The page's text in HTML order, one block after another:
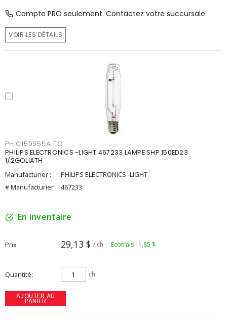
Compte PRO seulement. Contactez votre succursale
VOIR LES DÉTAILS
PHIC150S55ALTO
PHILIPS ELECTRONICS -LIGHT 467233 LAMPE SHP 150ED23
1/2GOLIATH
Manufacturier :
PHILIPS ELECTRONICS -LIGHT
# Manufacturier : 467233
En inventaire
Prix 29,13 $ / ch Écofrais : 1,85 $
Quantité ch
AJOUTER AU
PANIER